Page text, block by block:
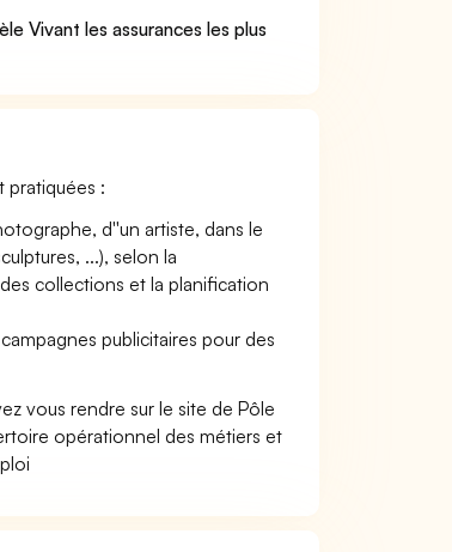
Vivant les assurances les plus
pratiquées :
d''un artiste, dans le
...), selon la
collections et la planification
publicitaires pour des
vous rendre sur le site de Pôle
opérationnel des métiers et